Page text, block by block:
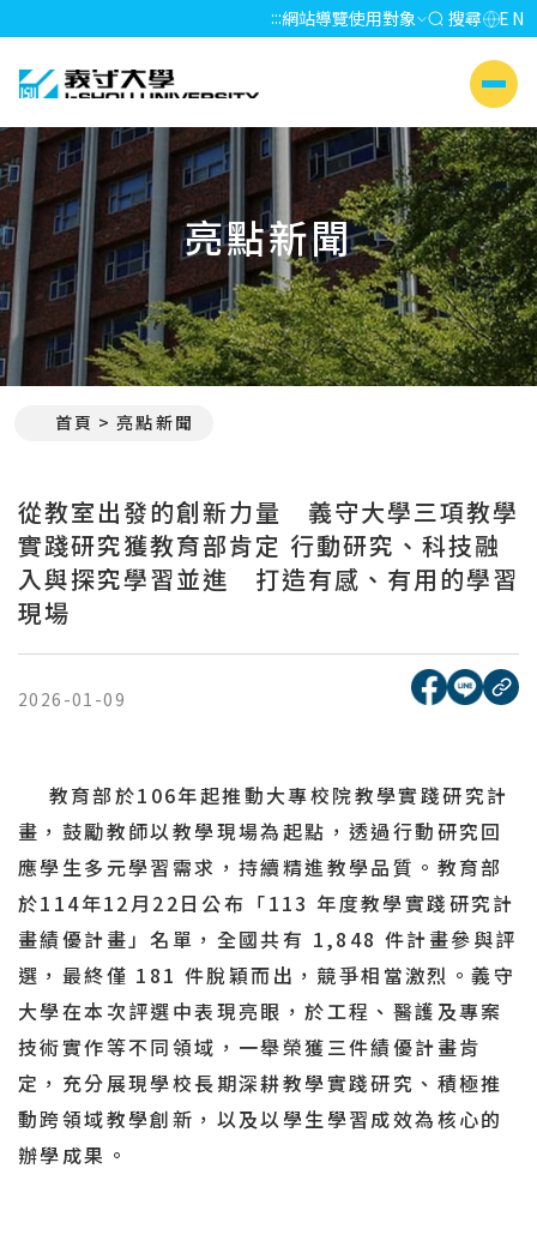
:::網站導覽使用對象 搜尋 EN
義守大學 I-SHOU UNIVERSITY
側選單
亮點新聞
首頁 亮點新聞
從教室出發的創新力量 義守大學三項教學
實踐研究獲教育部肯定 行動研究、科技融
入與探究學習並進 打造有感、有用的學習
現場
2026-01-09
[另開新
[另開
複
教育部於106年起推動大專校院教學實踐研究計
畫，鼓勵教師以教學現場為起點，透過行動研究回
應學生多元學習需求，持續精進教學品質。教育部
於114年12月22日公布「113 年度教學實踐研究計
畫績優計畫」名單，全國共有 1,848 件計畫參與評
選，最終僅 181 件脫穎而出，競爭相當激烈。義守
大學在本次評選中表現亮眼，於工程、醫護及專案
技術實作等不同領域，一舉榮獲三件績優計畫肯
定，充分展現學校長期深耕教學實踐研究、積極推
動跨領域教學創新，以及以學生學習成效為核心的
辦學成果。